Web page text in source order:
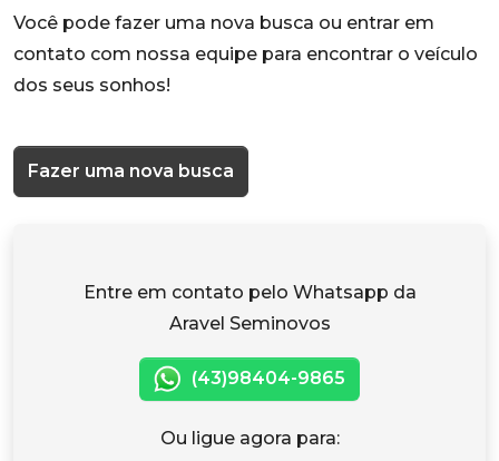
Você pode fazer uma nova busca ou entrar em
contato com nossa equipe para encontrar o veículo
dos seus sonhos!
Fazer uma nova busca
Entre em contato pelo Whatsapp da
Aravel Seminovos
(43)98404-9865
Ou ligue agora para: